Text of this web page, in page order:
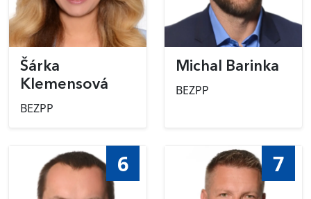
Šárka
Klemensová
BEZPP
Michal Barinka
BEZPP
6 7